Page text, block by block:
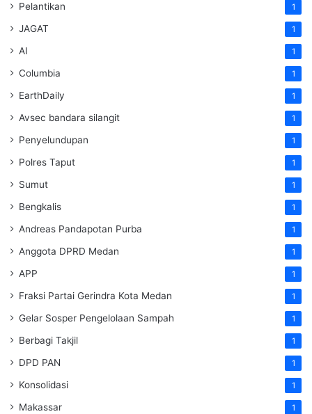
Pelantikan 1
JAGAT 1
AI 1
Columbia 1
EarthDaily 1
Avsec bandara silangit 1
Penyelundupan 1
Polres Taput 1
Sumut 1
Bengkalis 1
Andreas Pandapotan Purba 1
Anggota DPRD Medan 1
APP 1
Fraksi Partai Gerindra Kota Medan 1
Gelar Sosper Pengelolaan Sampah 1
Berbagi Takjil 1
DPD PAN 1
Konsolidasi 1
Makassar 1